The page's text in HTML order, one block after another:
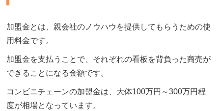
加盟金とは、親会社のノウハウを提供してもらうための使
用料金です。
加盟金を支払うことで、それぞれの看板を背負った商売が
できることになる金額です。
コンビニチェーンの加盟金は、大体100万円～300万円程
度が相場となっています。